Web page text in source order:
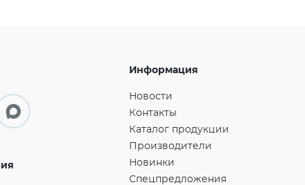
Информация
Новости
Контакты
Каталог продукции
Производители
Новинки
Спецпредложения